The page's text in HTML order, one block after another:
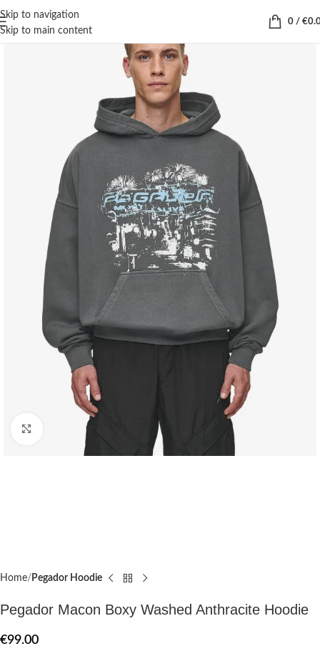
Skip to navigation
Skip to main content
0 / €
Click to enlarge
Home Pegador Hoodie
Pegador Macon Boxy Washed Anthracite Hoodie
€99.00